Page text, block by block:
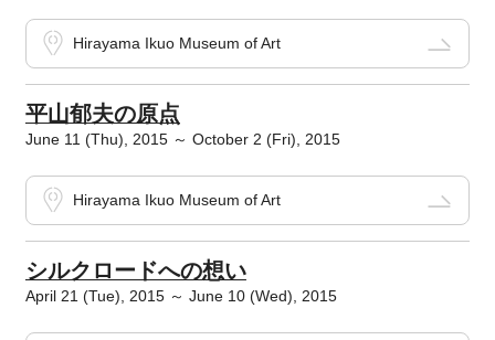
Hirayama Ikuo Museum of Art
平山郁夫の原点
June 11 (Thu), 2015 ～ October 2 (Fri), 2015
Hirayama Ikuo Museum of Art
シルクロードへの想い
April 21 (Tue), 2015 ～ June 10 (Wed), 2015